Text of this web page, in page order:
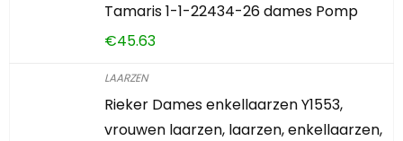
Tamaris 1-1-22434-26 dames Pomp
€45.63
LAARZEN
Rieker Dames enkellaarzen Y1553,
vrouwen laarzen, laarzen, enkellaarzen,